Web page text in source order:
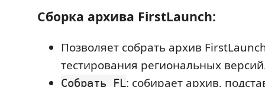
Сборка архива FirstLaunch:
Позволяет собрать архив
тестирования региональных
Собрать FL: собирает архив,